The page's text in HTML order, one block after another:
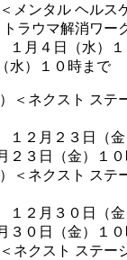
メンタル ヘルス
ラウマ解消ワー
月４日（水）１
水）１０時まで
）＜ネクスト ステ
２月２３日（金
３日（金）１０
）＜ネクスト ステ
２月３０日（金
０日（金）１０
ネクスト ステー